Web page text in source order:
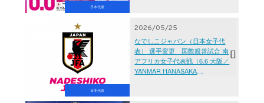
日本代表
日本代表
2026/05/25
なでしこジャパン（日本女子代
表） 選手変更 国際親善試合 南
アフリカ女子代表戦（6.6 大阪／
YANMAR HANASAKA